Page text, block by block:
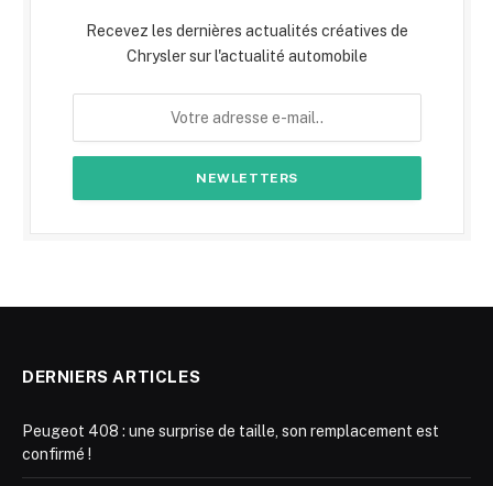
Recevez les dernières actualités créatives de
Chrysler sur l'actualité automobile
DERNIERS ARTICLES
Peugeot 408 : une surprise de taille, son remplacement est
confirmé !